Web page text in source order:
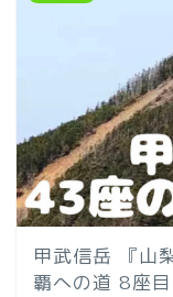
甲武信岳 『山
覇への道 8座目